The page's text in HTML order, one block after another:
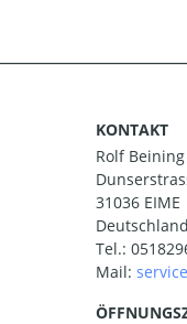
KONTAKT
Rolf
31036 EIME
Deutschland
Tel.:
Mail: